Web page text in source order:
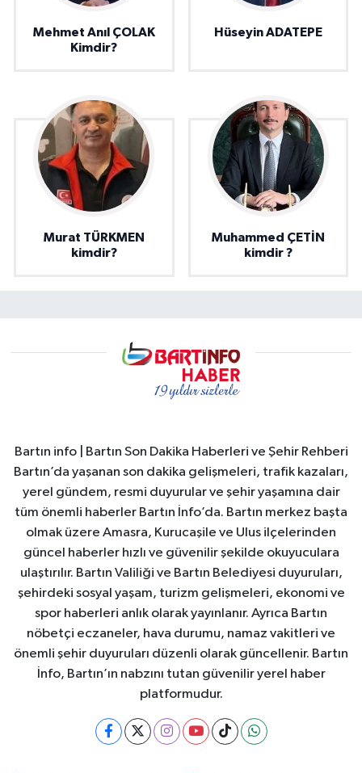
Mehmet Anıl ÇOLAK
Kimdir?
Hüseyin ADATEPE
Murat TÜRKMEN
kimdir?
Muhammed ÇETİN
kimdir ?
Bartın info | Bartın Son Dakika Haberleri ve Şehir Rehberi
Bartın’da yaşanan son dakika gelişmeleri, trafik kazaları,
yerel gündem, resmi duyurular ve şehir yaşamına dair
tüm önemli haberler Bartın İnfo’da. Bartın merkez başta
olmak üzere Amasra, Kurucaşile ve Ulus ilçelerinden
güncel haberler hızlı ve güvenilir şekilde okuyuculara
ulaştırılır. Bartın Valiliği ve Bartın Belediyesi duyuruları,
şehirdeki sosyal yaşam, turizm gelişmeleri, ekonomi ve
spor haberleri anlık olarak yayınlanır. Ayrıca Bartın
nöbetçi eczaneler, hava durumu, namaz vakitleri ve
önemli şehir duyuruları düzenli olarak güncellenir. Bartın
İnfo, Bartın’ın nabzını tutan güvenilir yerel haber
platformudur.